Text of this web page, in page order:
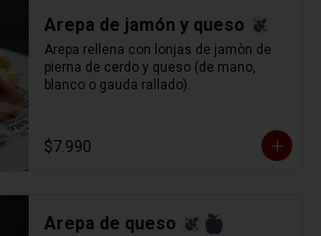
Arepa de jamón y queso
Arepa rellena con lonjas de jamòn de
pierna de cerdo y queso (de mano,
blanco o gauda rallado).
$7.990
Arepa de queso